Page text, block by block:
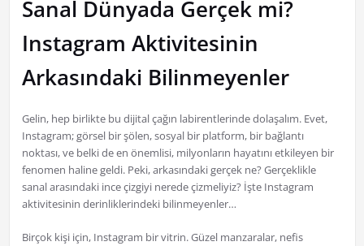
Sanal Dünyada Gerçek mi?
Instagram Aktivitesinin
Arkasındaki Bilinmeyenler
Gelin, hep birlikte bu dijital çağın labirentlerinde dolaşalım. Evet,
Instagram; görsel bir şölen, sosyal bir platform, bir bağlantı
noktası, ve belki de en önemlisi, milyonların hayatını etkileyen bir
fenomen haline geldi. Peki, arkasındaki gerçek ne? Gerçeklikle
sanal arasındaki ince çizgiyi nerede çizmeliyiz? İşte Instagram
aktivitesinin derinliklerindeki bilinmeyenler…
Birçok kişi için, Instagram bir vitrin. Güzel manzaralar, nefis